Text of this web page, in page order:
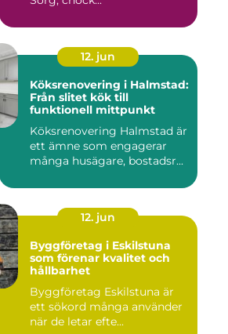
12. jun
Köksrenovering i Halmstad:
Från slitet kök till
funktionell mittpunkt
Köksrenovering Halmstad är
ett ämne som engagerar
många husägare, bostadsr...
12. jun
Byggföretag i Eskilstuna
som förenar kvalitet och
hållbarhet
Byggföretag Eskilstuna är
ett sökord många använder
när de letar efte...